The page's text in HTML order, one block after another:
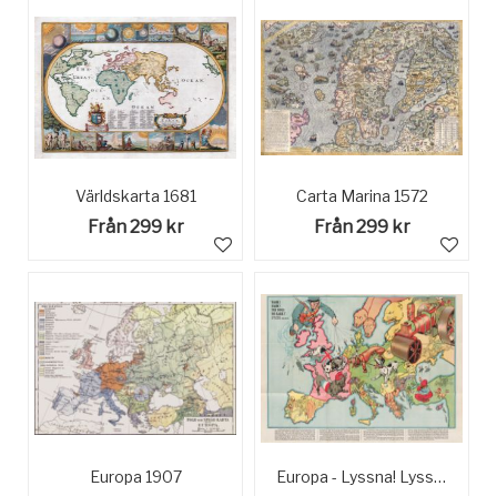
Världskarta 1681
Från 299 kr
Carta Marina 1572
Från 299 kr
Europa 1907 Europa - Lyssna! Lyssna! Hundarna skäller! - Historisk Karta 1914